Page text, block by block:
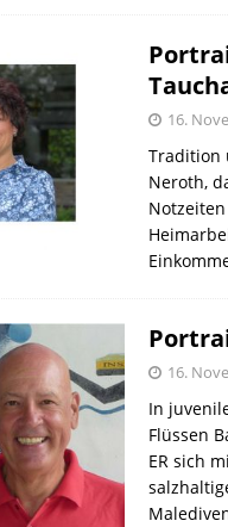
16.
Tradition
Neroth,
16.
In
Flüssen
ER sich